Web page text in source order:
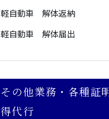
軽自動車 解体返納
軽自動車 解体届出
その他業務・各種証
得代行